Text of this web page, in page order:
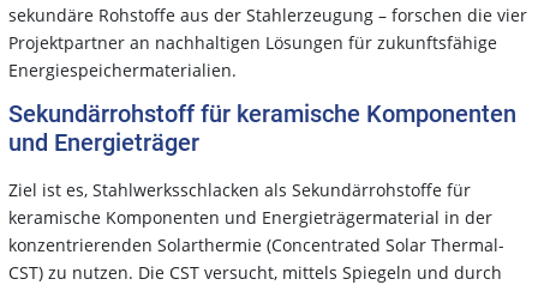
sekundäre Rohstoffe aus der Stahlerzeugung – forschen die vier
Projektpartner an nachhaltigen Lösungen für zukunftsfähige
Energiespeichermaterialien.
Sekundärrohstoff für keramische Komponenten
und Energieträger
Ziel ist es, Stahlwerksschlacken als Sekundärrohstoffe für
keramische Komponenten und Energieträgermaterial in der
konzentrierenden Solarthermie (Concentrated Solar Thermal-
CST) zu nutzen. Die CST versucht, mittels Spiegeln und durch